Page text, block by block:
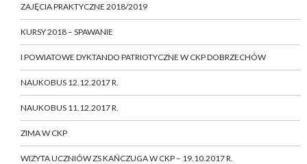
ZAJĘCIA PRAKTYCZNE 2018/2019
KURSY 2018 – SPAWANIE
I POWIATOWE DYKTANDO PATRIOTYCZNE W CKP DOBRZECHÓW
NAUKOBUS 12.12.2017 R.
NAUKOBUS 11.12.2017 R.
ZIMA W CKP
WIZYTA UCZNIÓW ZS KAŃCZUGA W CKP – 19.10.2017 R.